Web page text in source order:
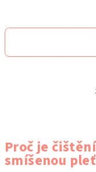
Proč je
smíšenou